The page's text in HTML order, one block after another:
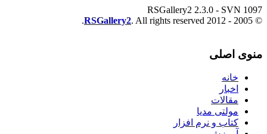
RSGallery2 2.3.0 - SVN 1097
© 2005 - 2012
RSGallery2. All rights reserved.
منوی اصلی
خانه
اخبار
مقالات
مولتی مدیا
کتاب و نرم افزار